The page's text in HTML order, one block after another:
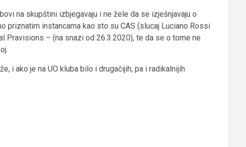
na skupštini izbjegavaju i ne žele da se izješnjavaju o
priznatim instancama kao sto su CAS (slucaj Luciano Rossi
Pravisions – (na snazi od 26.3.2020), te da se o tome ne
i ako je na UO kluba bilo i drugačijih, pa i radikalnijih